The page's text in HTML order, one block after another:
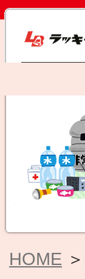
HOME ＞